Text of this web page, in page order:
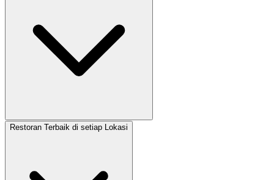
Restoran Terbaik di setiap Lokasi